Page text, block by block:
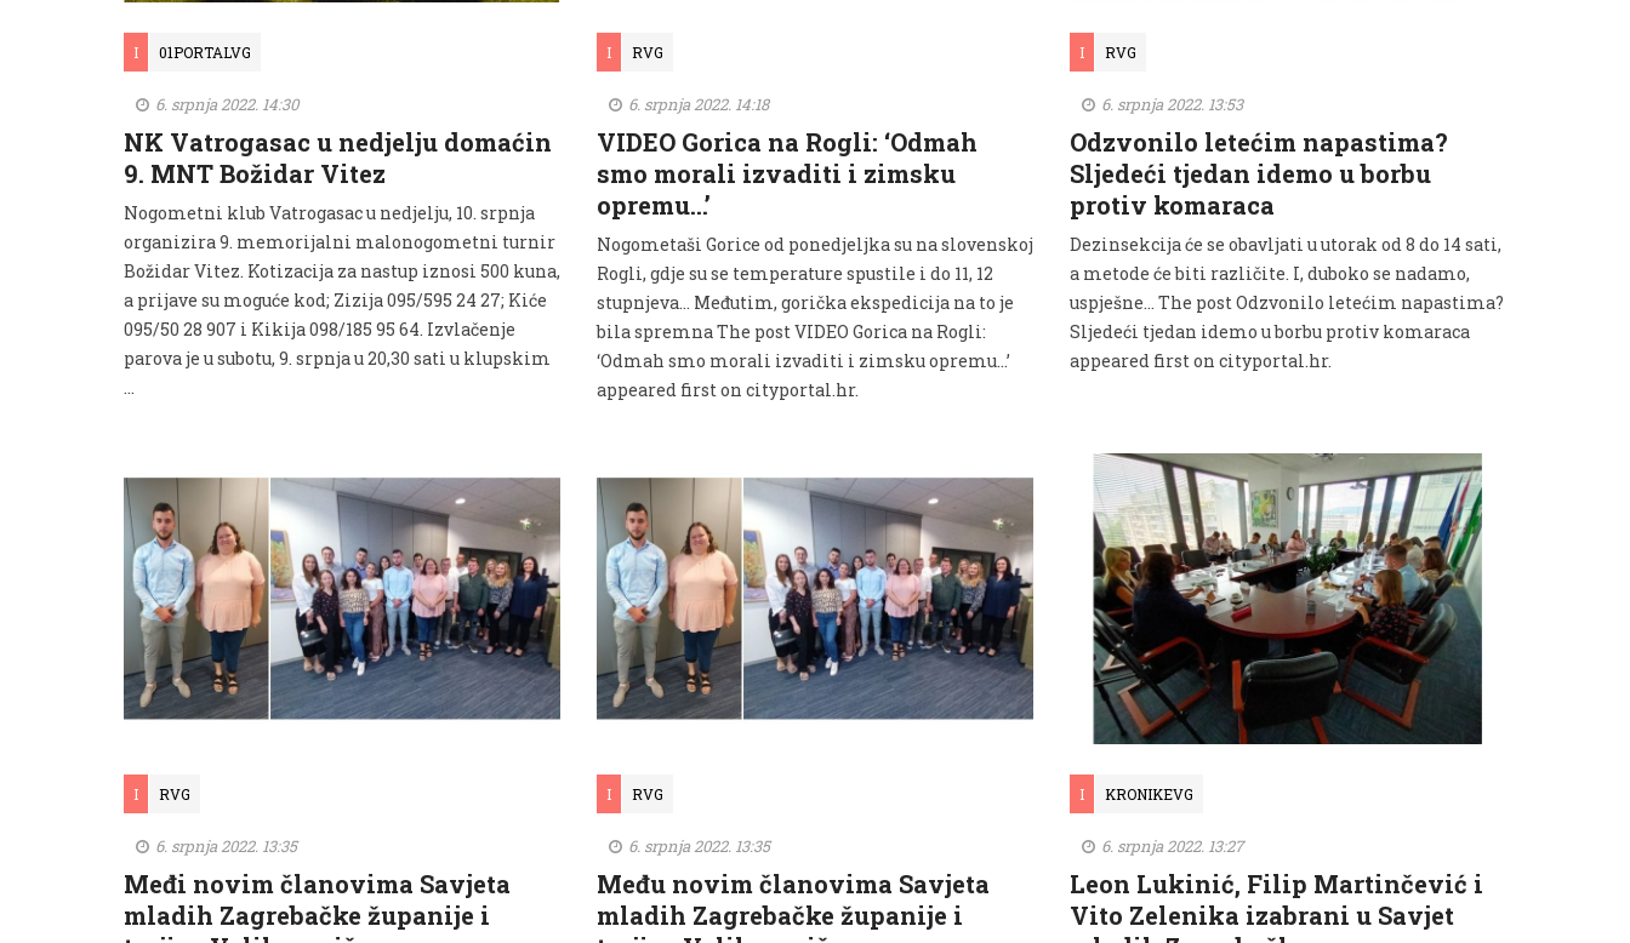
I 01PORTALVG
6. srpnja 2022. 14:30
NK Vatrogasac u nedjelju domaćin
9. MNT Božidar Vitez
Nogometni klub Vatrogasac u nedjelju, 10. srpnja
organizira 9. memorijalni malonogometni turnir
Božidar Vitez. Kotizacija za nastup iznosi 500 kuna,
a prijave su moguće kod; Zizija 095/595 24 27; Kiće
095/50 28 907 i Kikija 098/185 95 64. Izvlačenje
parova je u subotu, 9. srpnja u 20,30 sati u klupskim
…
I RVG
6. srpnja 2022. 14:18
VIDEO Gorica na Rogli: ‘Odmah
smo morali izvaditi i zimsku
opremu…’
Nogometaši Gorice od ponedjeljka su na slovenskoj
Rogli, gdje su se temperature spustile i do 11, 12
stupnjeva... Međutim, gorička ekspedicija na to je
bila spremna The post VIDEO Gorica na Rogli:
‘Odmah smo morali izvaditi i zimsku opremu…’
appeared first on cityportal.hr.
I RVG
6. srpnja 2022. 13:53
Odzvonilo letećim napastima?
Sljedeći tjedan idemo u borbu
protiv komaraca
Dezinsekcija će se obavljati u utorak od 8 do 14 sati,
a metode će biti različite. I, duboko se nadamo,
uspješne... The post Odzvonilo letećim napastima?
Sljedeći tjedan idemo u borbu protiv komaraca
appeared first on cityportal.hr.
I RVG
6. srpnja 2022. 13:35
Međi novim članovima Savjeta
mladih Zagrebačke županije i
I RVG
6. srpnja 2022. 13:35
Među novim članovima Savjeta
mladih Zagrebačke županije i
I KRONIKEVG
6. srpnja 2022. 13:27
Leon Lukinić, Filip Martinčević i
Vito Zelenika izabrani u Savjet